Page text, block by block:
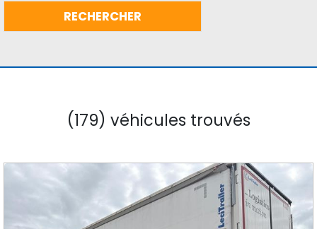
(179) véhicules trouvés